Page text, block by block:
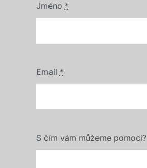
Jméno *
Email *
S čím vám můžeme pomoci?